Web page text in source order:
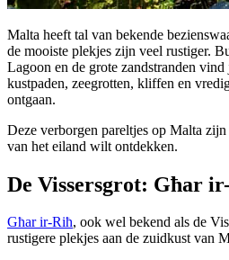
Malta heeft tal van bekende
de mooiste plekjes zijn veel rustiger.
Lagoon en de grote zandstranden
kustpaden, zeegrotten, kliffen en
ontgaan.
Deze verborgen pareltjes op Malta
van het eiland wilt ontdekken.
De Vissersgrot: Għar
Għar ir-Riħ, ook wel bekend als de
rustigere plekjes aan de zuidkust van